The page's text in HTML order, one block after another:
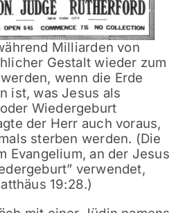
Milliarden von
Gestalt wieder zum
wenn die Erde
ist, was Jesus als
Wiedergeburt
der Herr auch voraus,
sterben werden. (Die
Evangelium, an der Jesus
verwendet,
19:28.)